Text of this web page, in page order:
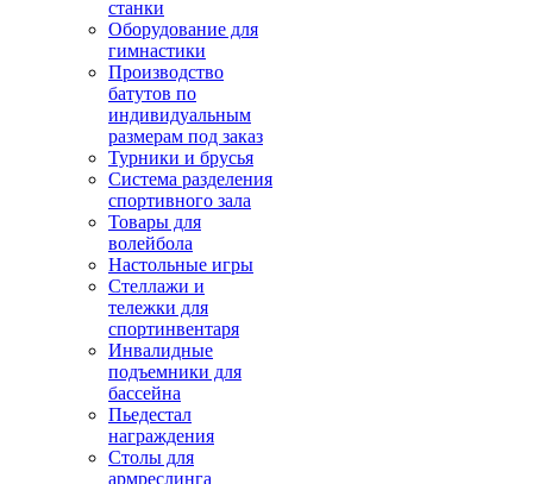
станки
Оборудование для
гимнастики
Производство
батутов по
индивидуальным
размерам под заказ
Турники и брусья
Система разделения
спортивного зала
Товары для
волейбола
Настольные игры
Стеллажи и
тележки для
спортинвентаря
Инвалидные
подъемники для
бассейна
Пьедестал
награждения
Столы для
армреслинга